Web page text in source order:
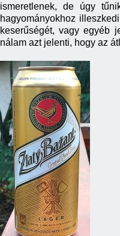
ismeretlenek, de úgy
hagyományokhoz
keserűségét, vagy egyéb
nálam azt jelenti, hogy az